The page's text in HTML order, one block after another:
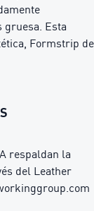
gruesa. Esta
Formstrip de
respaldan la
del Leather